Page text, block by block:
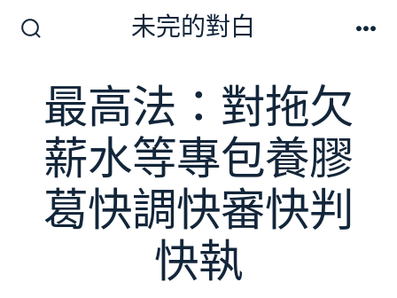
換
開
關
未完的對白
最高法：對拖欠
薪水等專包養膠
葛快調快審快判
快執